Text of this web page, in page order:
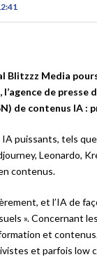
Blitzzz Media
de
de contenus IA
IA puissants, tels
Leonardo,
contenus.
et l’IA de
». Concernant
et
et parfois low